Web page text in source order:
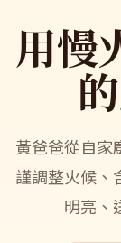
用慢
黃爸爸從自家
謹調整火候、
明亮、